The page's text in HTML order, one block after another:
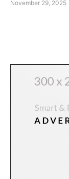
November 29, 2025